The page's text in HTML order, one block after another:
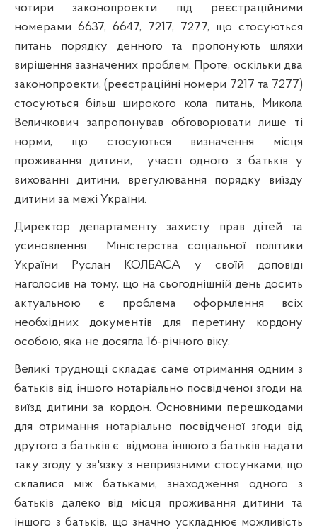
чотири законопроекти під реєстраційними
номерами 6637, 6647, 7217, 7277, що стосуються
питань порядку денного та пропонують шляхи
вирішення зазначених проблем. Проте, оскільки два
законопроекти, (реєстраційні номери 7217 та 7277)
стосуються більш широкого кола питань, Микола
Величкович запропонував обговорювати лише ті
норми, що стосуються визначення місця
проживання дитини,
участі одного з батьків у
вихованні дитини, врегулювання порядку виїзду
дитини за межі України.
Директор департаменту захисту прав дітей та
усиновлення
Міністерства соціальної політики
України Руслан КОЛБАСА у своїй доповіді
наголосив на тому, що на сьогоднішній день досить
актуальною є проблема оформлення всіх
необхідних документів для перетину кордону
особою, яка не досягла 16-річного віку.
Великі труднощі складає саме отримання одним з
батьків від іншого нотаріально посвідченої згоди на
виїзд дитини за кордон. Основними перешкодами
для отримання нотаріально посвідченої згоди від
другого з батьків є
відмова іншого з батьків надати
таку згоду у зв'язку з неприязними стосунками, що
склалися між батьками, знаходження одного з
батьків далеко від місця проживання дитини та
іншого з батьків, що значно ускладнює можливість